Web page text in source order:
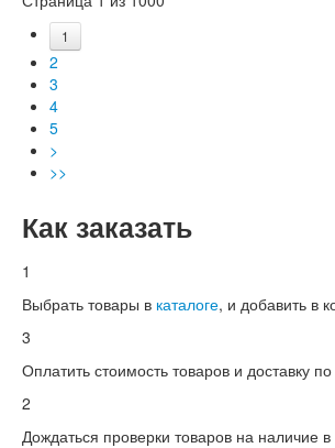
1
2
3
4
5
>
>>
Как заказать
1
Выбрать товары в каталоге, и добавить в
3
Оплатить стоимость товаров и доставку
2
Дождаться проверки товаров на наличие в